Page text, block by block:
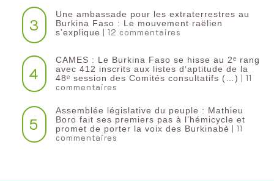
3
Une ambassade pour les extraterrestres au
Burkina Faso : Le mouvement raëlien
s’explique | 12 commentaires
4
CAMES : Le Burkina Faso se hisse au 2ᵉ rang
avec 412 inscrits aux listes d’aptitude de la
48ᵉ session des Comités consultatifs (…) | 11
commentaires
5
Assemblée législative du peuple : Mathieu
Boro fait ses premiers pas à l’hémicycle et
promet de porter la voix des Burkinabè | 11
commentaires